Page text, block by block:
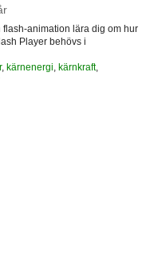
animation lära dig om hur
Player behövs i
, kärnenergi kärnkraft,